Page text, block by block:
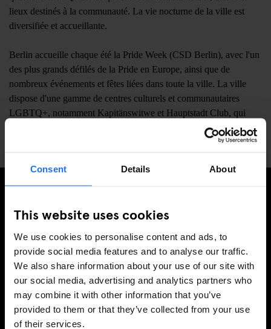
Consent Details About
This website uses cookies
We use cookies to personalise content and ads, to
provide social media features and to analyse our traffic.
We also share information about your use of our site with
our social media, advertising and analytics partners who
may combine it with other information that you’ve
provided to them or that they’ve collected from your use
of their services.
lieux destinés à la communauté. La vie nocturne de la ville est
diversifiée et accueillante.
Berlin accueille chaque été la Pride Week (CSD Berlin), avec l'un
des plus grands défilés de la Pride en Europe, ainsi que de
nombreux événements et fêtes liées dans toute la ville. La ville
dispose d'une gamme de centres culturels et communautaires
LGBTQ+, notamment Kapitänswitwe et Hauptstadt Club, qui
offrent un soutien et des espaces sociaux aux personnes
INSCRIVEZ-VOUS À NOTRE NEWSLETTER POUR
S'INSCRIRE